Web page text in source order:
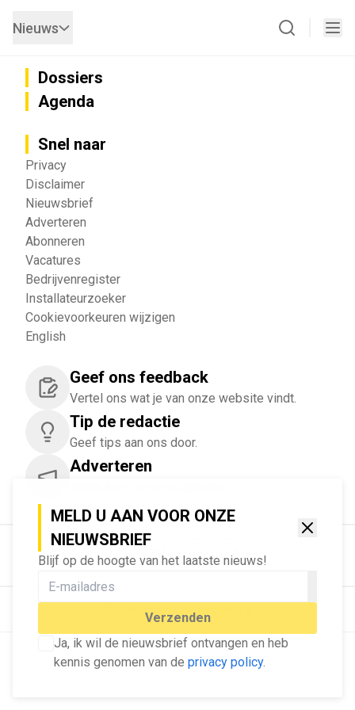
MELD U AAN VOOR ONZE
NIEUWSBRIEF
Blijf op de hoogte van het laatste nieuws!
Verzenden
Ja, ik wil de nieuwsbrief ontvangen en heb
kennis genomen van de privacy policy.
Nieuws
Dossiers
Agenda
Snel naar
Privacy
Disclaimer
Nieuwsbrief
Adverteren
Abonneren
Vacatures
Bedrijvenregister
Installateurzoeker
Cookievoorkeuren wijzigen
English
Geef ons feedback
Vertel ons wat je van onze website vindt.
Tip de redactie
Geef tips aan ons door.
Adverteren
© Dé Duurzame Uitgeverij